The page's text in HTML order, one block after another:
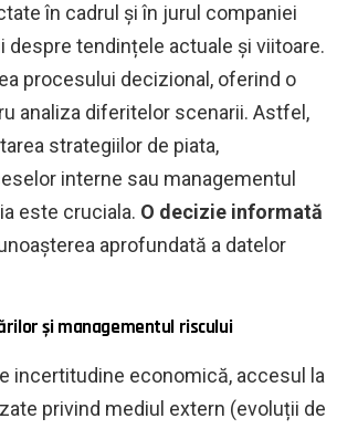
în cadrul și în jurul companiei
despre tendințele actuale și viitoare.
procesului decizional, oferind o
analiza diferitelor scenarii. Astfel,
strategiilor de piata,
interne sau managementul
este cruciala. O decizie informată
aprofundată a datelor
și managementul riscului
incertitudine economică, accesul la
privind mediul extern (evoluții de